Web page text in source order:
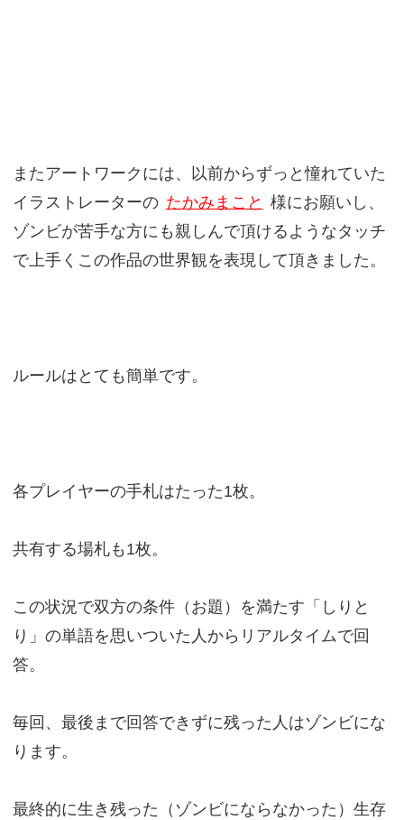
またアートワークには、以前からずっと憧れていた
イラストレーターの たかみまこと 様にお願いし、
ゾンビが苦手な方にも親しんで頂けるようなタッチ
で上手くこの作品の世界観を表現して頂きました。
ルールはとても簡単です。
各プレイヤーの手札はたった1枚。
共有する場札も1枚。
この状況で双方の条件（お題）を満たす「しりと
り」の単語を思いついた人からリアルタイムで回
答。
毎回、最後まで回答できずに残った人はゾンビにな
ります。
最終的に生き残った（ゾンビにならなかった）生存